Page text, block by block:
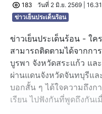
183
วันที่ 2 มิ.ย. 2569 |
ข่าวเย็นประเด็นร้อน
ข่าวเย็นประเด็นร้อน - ใค
สามารถติดตามได้จากกา
บูรพา จังหวัดสระแก้ว แล
ผ่านแดนจังหวัดจันทบุรีแ
บอกสั้น ๆ ได้ใจความถึงก
เรียน ไปฟังกันที่พูดถึงกัน